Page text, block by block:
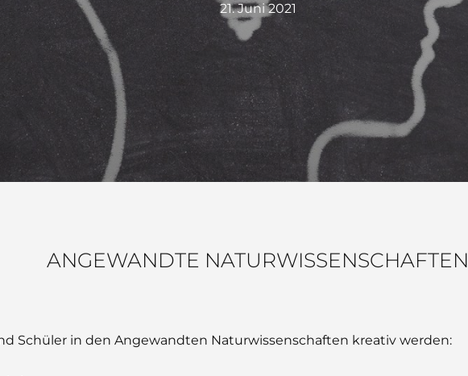
21. Juni 2021
ANGEWANDTE NATURWISSENSCHAFTEN
Schüler in den Angewandten Naturwissenschaften kreativ werden: